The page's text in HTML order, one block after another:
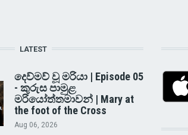
LATEST
දෙව්මව් වූ මරියා | Episode 05
- කුරුස පාමුළ
මරියෝත්තමාවන් | Mary at
the foot of the Cross
Aug 06, 2026